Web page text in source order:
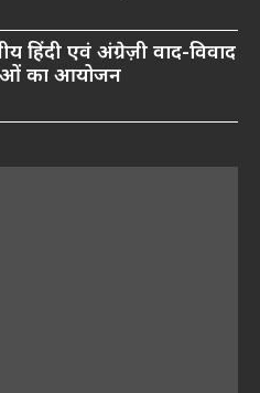
एवं अंग्रेज़ी वाद-विवाद
का आयोजन